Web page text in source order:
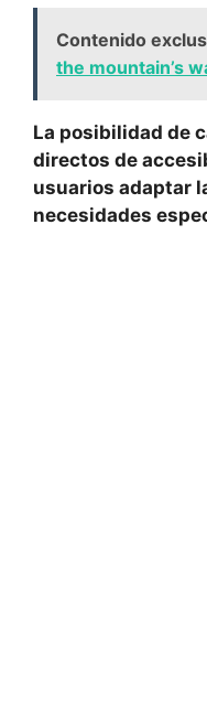
Contenido
the mountain’s
La posibilidad de‌
directos de
usuarios adaptar
necesidades⁣